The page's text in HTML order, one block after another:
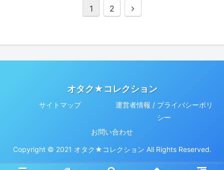
1 2
次
オタク★コレクション
サイトマップ
運営者情報 / プライバシーポリ
シー
お問い合わせ
Copyright © 2021 オタク★コレクション All Rights Reserved.